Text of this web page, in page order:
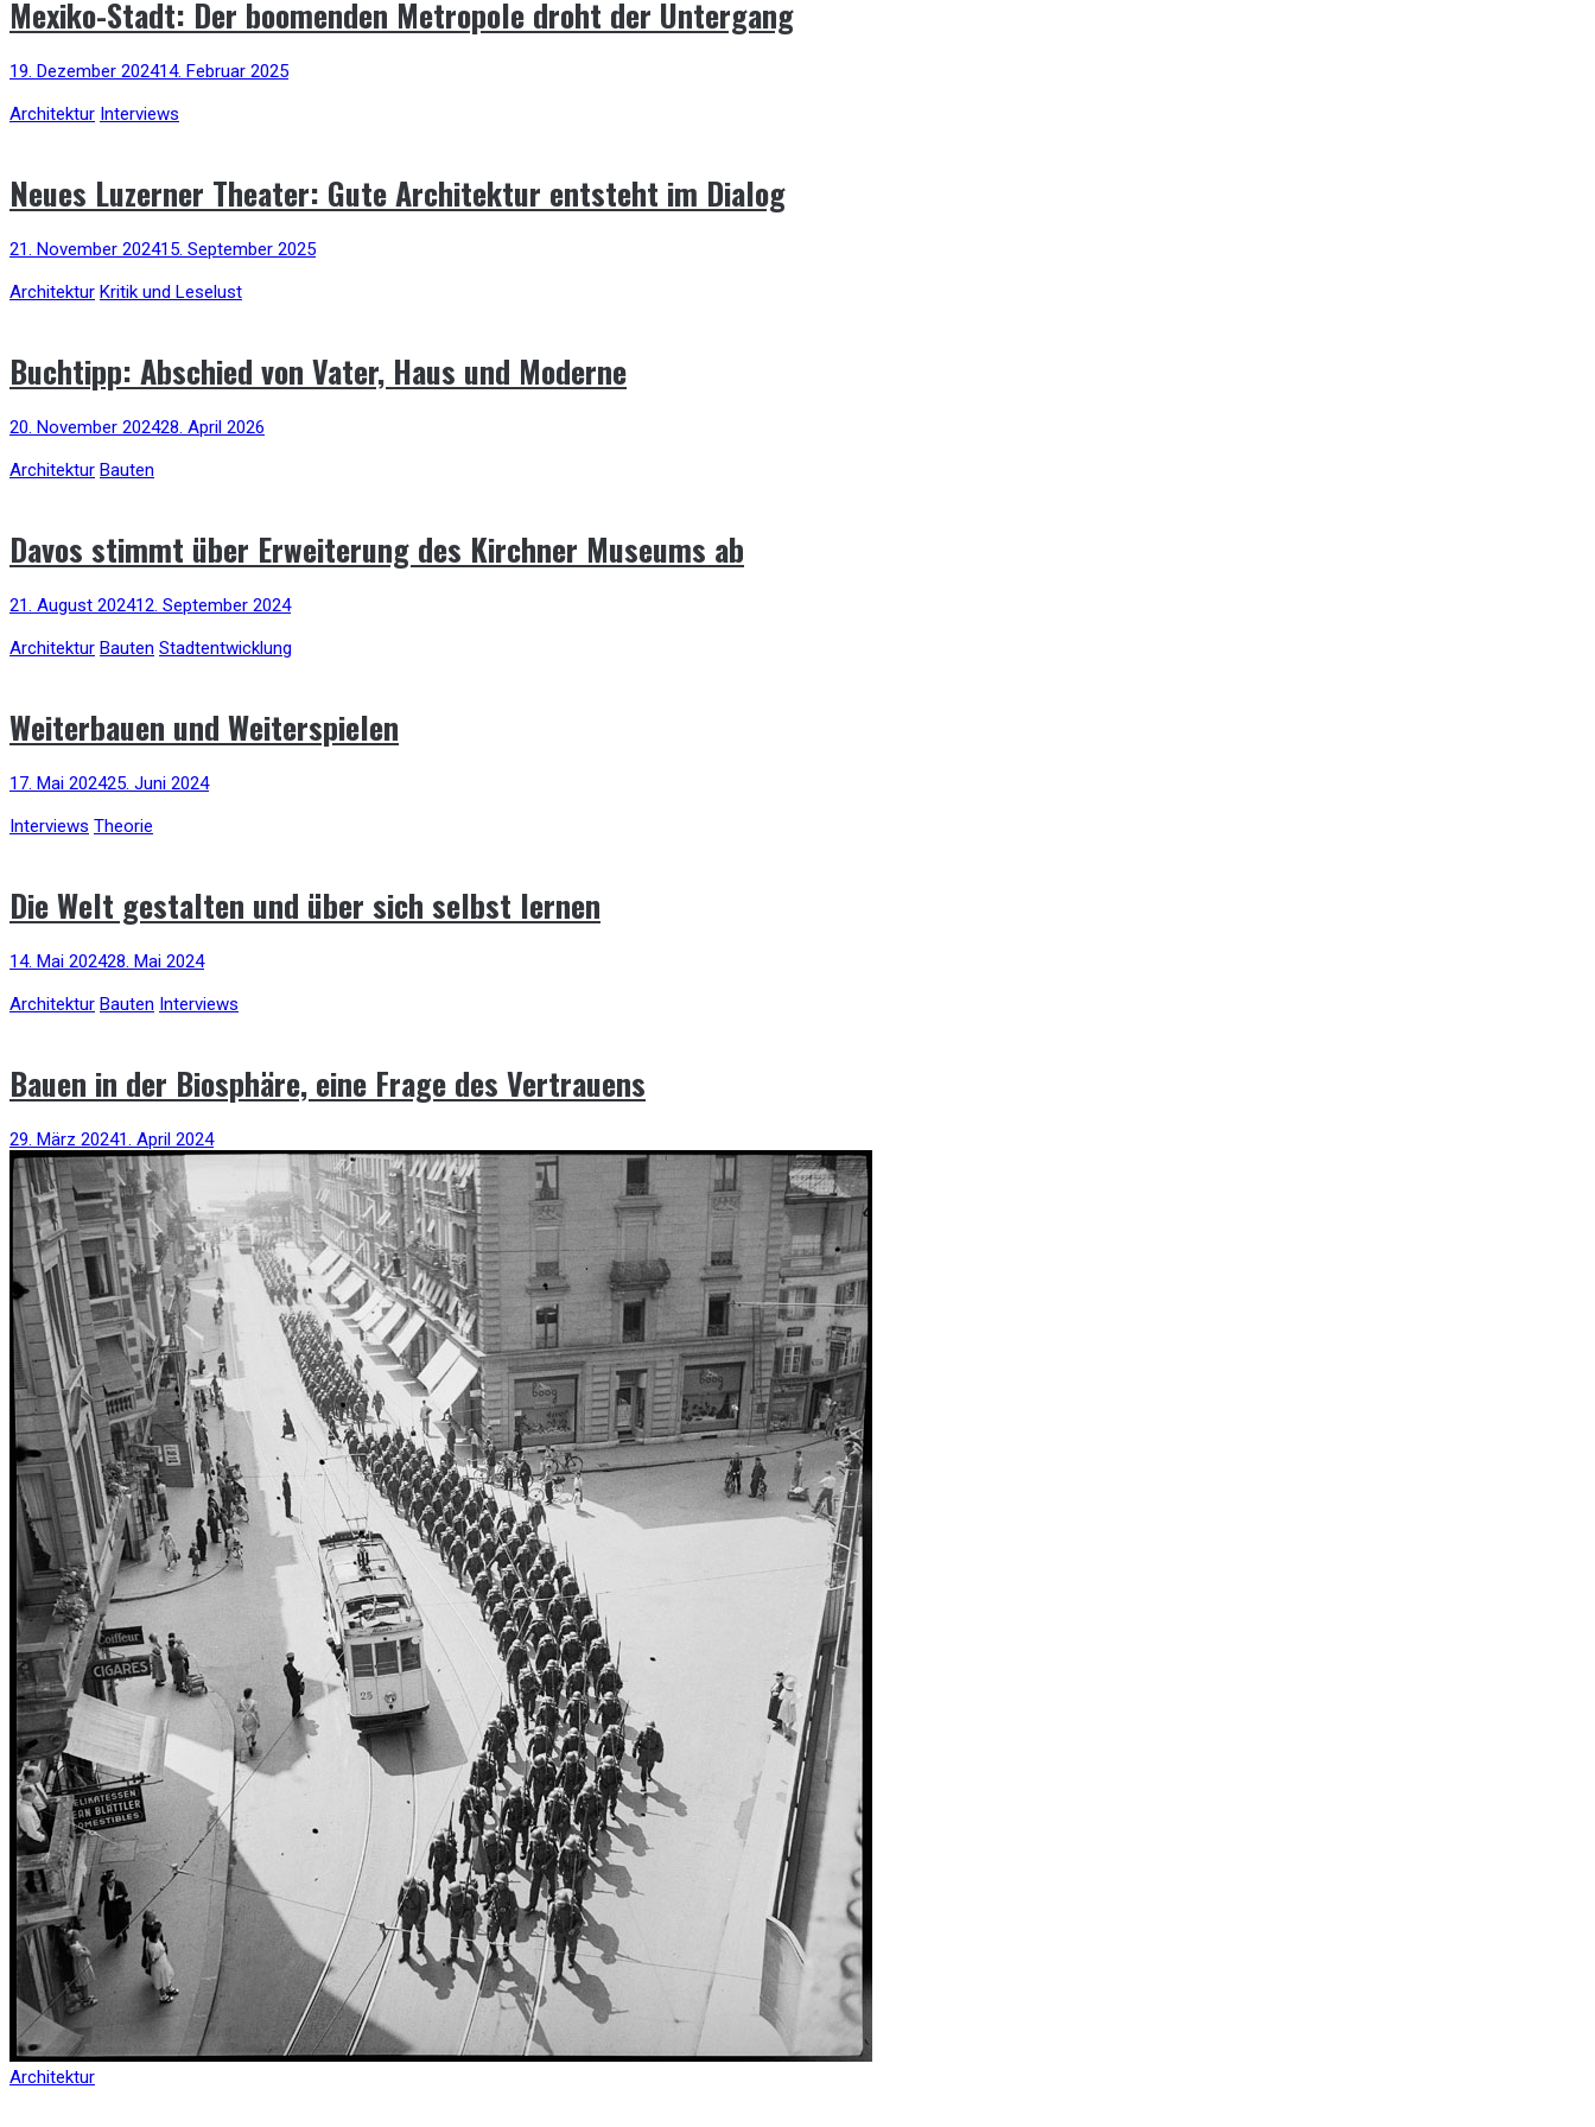
Mexiko-Stadt: Der boomenden Metropole droht der Untergang
19. Dezember 202414. Februar 2025
Architektur Interviews
Neues Luzerner Theater: Gute Architektur entsteht im Dialog
21. November 202415. September 2025
Architektur Kritik und Leselust
Buchtipp: Abschied von Vater, Haus und Moderne
20. November 202428. April 2026
Architektur Bauten
Davos stimmt über Erweiterung des Kirchner Museums ab
21. August 202412. September 2024
Architektur Bauten Stadtentwicklung
Weiterbauen und Weiterspielen
17. Mai 202425. Juni 2024
Interviews Theorie
Die Welt gestalten und über sich selbst lernen
14. Mai 202428. Mai 2024
Architektur Bauten Interviews
Bauen in der Biosphäre, eine Frage des Vertrauens
29. März 20241. April 2024
Architektur